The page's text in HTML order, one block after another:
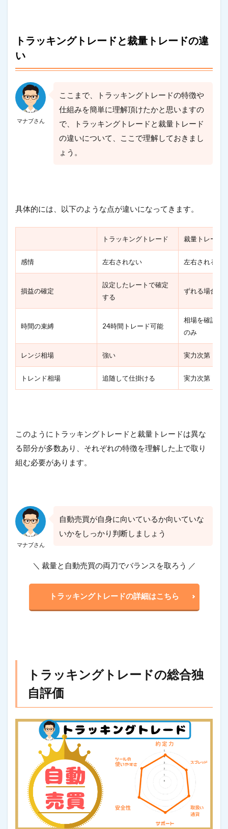
トラッキングトレードと裁量トレードの違
い
マナブさん
ここまで、トラッキングトレードの特徴や
仕組みを簡単に理解頂けたかと思いますの
で、トラッキングトレードと裁量トレード
の違いについて、ここで理解しておきまし
ょう。
具体的には、以下のような点が違いになってきます。
トラッキングトレード 裁量トレード
感情 左右されない 左右される
損益の確定
設定したレートで確定
する
ずれる場合が
時間の束縛 24時間トレード可能
相場を確認で
のみ
レンジ相場 強い 実力次第
トレンド相場 追随して仕掛ける 実力次第
このようにトラッキングトレードと裁量トレードは異な
る部分が多数あり、それぞれの特徴を理解した上で取り
組む必要があります。
マナブさん
自動売買が自身に向いているか向いていな
いかをしっかり判断しましょう
＼ 裁量と自動売買の両刀でバランスを取ろう ／
トラッキングトレードの詳細はこちら
トラッキングトレードの総合独
自評価